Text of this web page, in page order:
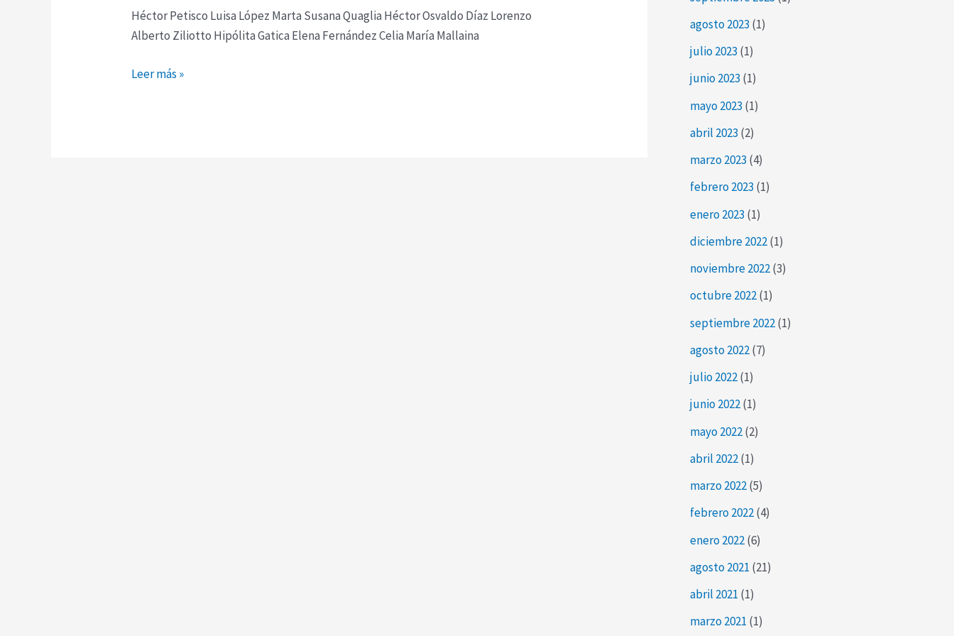
Héctor Petisco Luisa López Marta Susana Quaglia Héctor Osvaldo Díaz Lorenzo
Alberto Ziliotto Hipólita Gatica Elena Fernández Celia María Mallaina
Leer más »
agosto 2023 (1)
julio 2023 (1)
junio 2023 (1)
mayo 2023 (1)
abril 2023 (2)
marzo 2023 (4)
febrero 2023 (1)
enero 2023 (1)
diciembre 2022(1)
noviembre 2022(3)
octubre 2022(1)
septiembre 2022(1)
agosto 2022(7)
julio 2022(1)
junio 2022(1)
mayo 2022(2)
abril 2022(1)
marzo 2022(5)
febrero 2022(4)
enero 2022(6)
agosto 2021 (21)
abril 2021 (1)
marzo 2021 (1)